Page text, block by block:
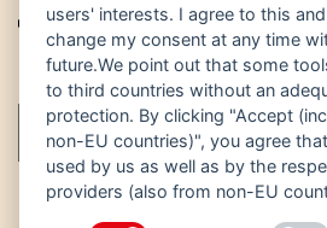
Fuhrpark
users' interests. I agree to this
change my consent at any time
future.We point out that some
to third countries without an
protection. By clicking "Accept
non-EU countries)", you agree
used by us as well as by the
providers (also from non-EU